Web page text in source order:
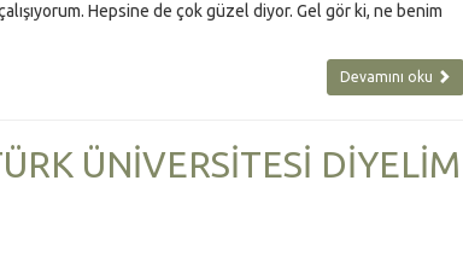
Hepsine de çok güzel diyor. Gel gör ki, ne benim
Devamını oku
ÜNİVERSİTESİ DİYELİM